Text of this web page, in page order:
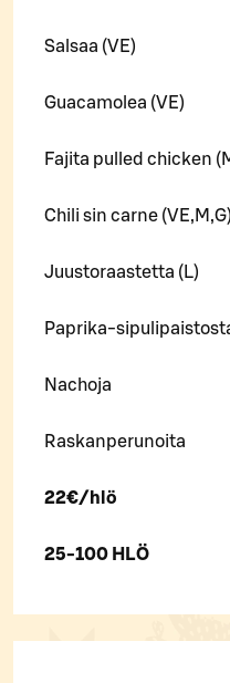
Salsaa (VE)
Guacamolea (VE)
Fajita pulled chicken
Chili sin carne (VE,M,G)
Juustoraastetta (L)
Paprika-
Nachoja
Raskanperunoita
22€/hlö
25-100 HLÖ